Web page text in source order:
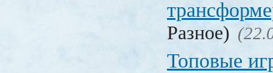
Разное)
Топовые